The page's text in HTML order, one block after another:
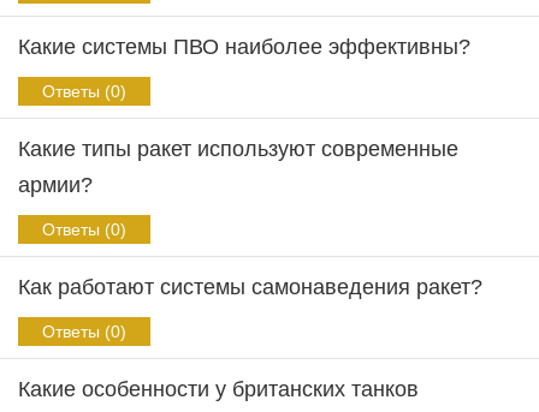
Какие системы ПВО наиболее эффективны?
Ответы (0)
Какие типы ракет используют современные
армии?
Ответы (0)
Как работают системы самонаведения ракет?
Ответы (0)
Какие особенности у британских танков